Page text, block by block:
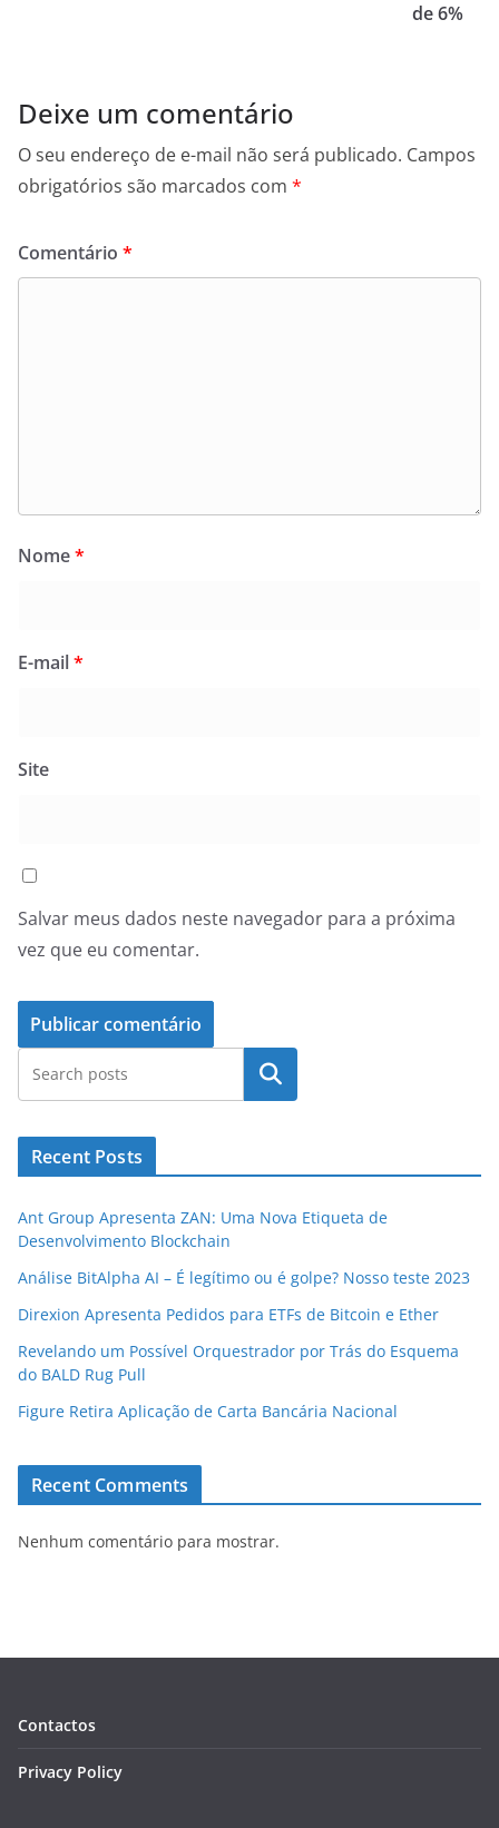
de 6%
Deixe um comentário
O seu endereço de e-mail não será publicado. Campos
obrigatórios são marcados com *
Comentário *
Nome*
E-mail*
Site
Salvar meus dados neste navegador para a próxima
vez que eu comentar.
Pesquisar
Recent Posts
Ant Group Apresenta ZAN: Uma Nova Etiqueta de
Desenvolvimento Blockchain
Análise BitAlpha AI – É legítimo ou é golpe? Nosso teste 2023
Direxion Apresenta Pedidos para ETFs de Bitcoin e Ether
Revelando um Possível Orquestrador por Trás do Esquema
do BALD Rug Pull
Figure Retira Aplicação de Carta Bancária Nacional
Recent Comments
Nenhum comentário para mostrar.
Contactos
Privacy Policy